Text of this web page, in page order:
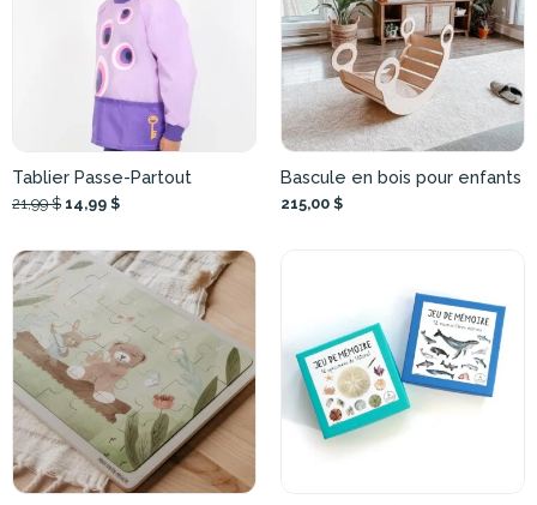
Tablier Passe-Partout
21,99 $ 14,99 $
Bascule en bois pour enfants
215,00 $